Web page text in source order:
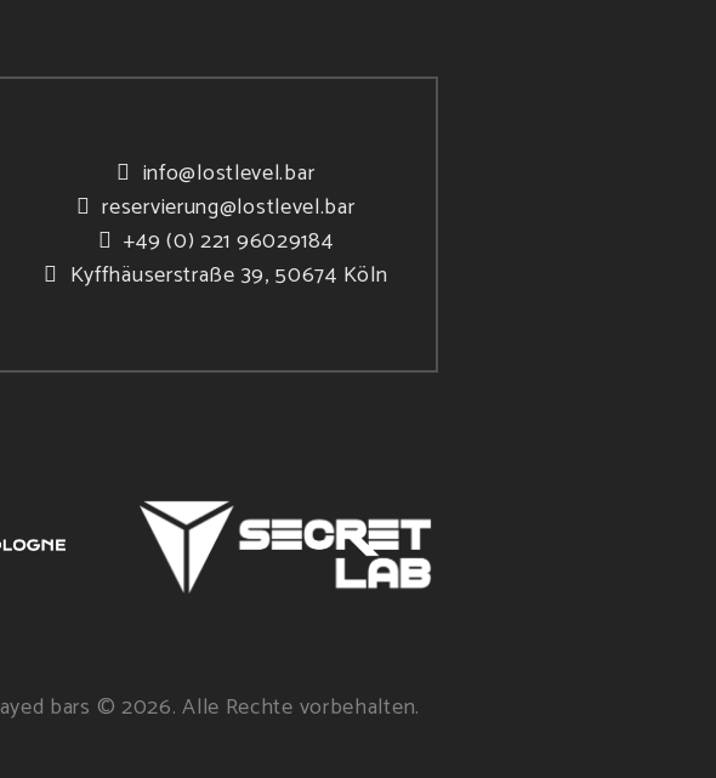
info@lostlevel.bar
reservierung@lostlevel.bar
+49 (0) 221 96029184
Kyffhäuserstraße 39, 50674 Köln
bars © 2026. Alle Rechte vorbehalten.